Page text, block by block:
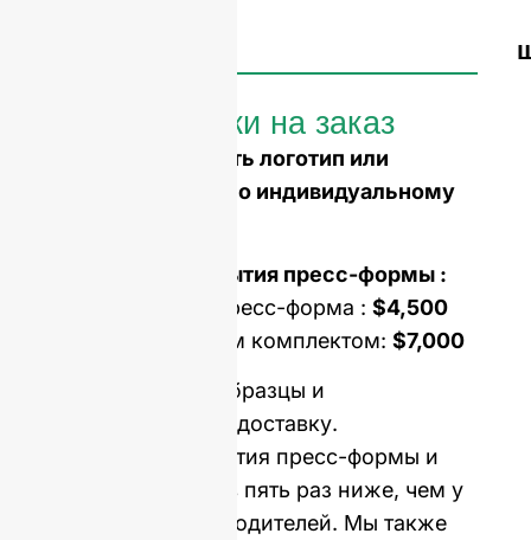
Бутылки на заказ
Вам нужно выбить логотип или
сделать форму по индивидуальному
Стоимость открытия пресс-формы :
Односерийная пресс-форма : $4,500
Форма с двойным комплектом: $7,000
Цена включает образцы и
международную доставку.
Стоимость открытия пресс-формы и
MOQ в среднем в пять раз ниже, чем у
западных производителей. Мы также